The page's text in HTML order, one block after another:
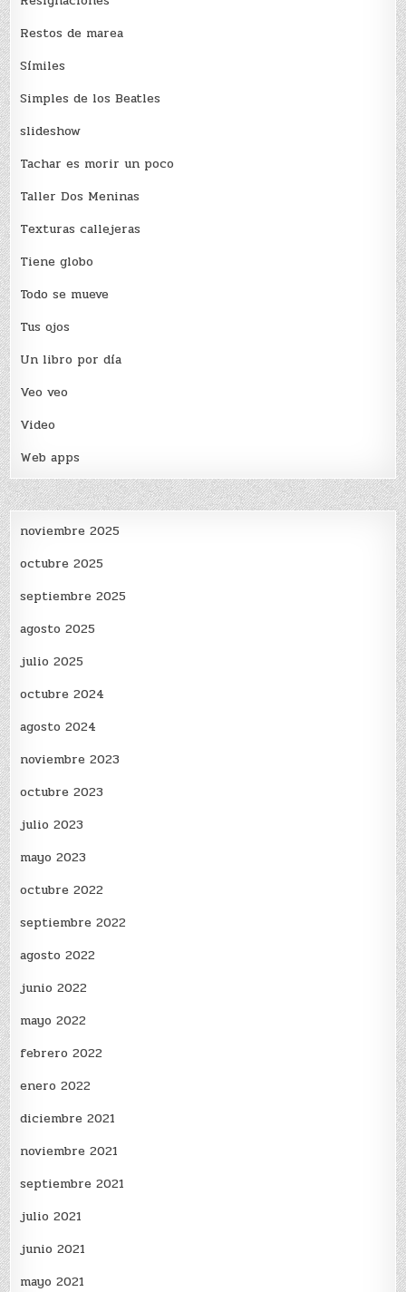
Restos de marea
Sí­miles
Simples de los Beatles
slideshow
Tachar es morir un poco
Taller Dos Meninas
Texturas callejeras
Tiene globo
Todo se mueve
Tus ojos
Un libro por día
Veo veo
Video
Web apps
noviembre 2025
octubre 2025
septiembre 2025
agosto 2025
julio 2025
octubre 2024
agosto 2024
noviembre 2023
octubre 2023
julio 2023
mayo 2023
octubre 2022
septiembre 2022
agosto 2022
junio 2022
mayo 2022
febrero 2022
enero 2022
diciembre 2021
noviembre 2021
septiembre 2021
julio 2021
junio 2021
mayo 2021